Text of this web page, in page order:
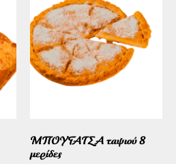
ΜΠΟΥΓΑΤΣΑ ταψιού 8
μερίδες